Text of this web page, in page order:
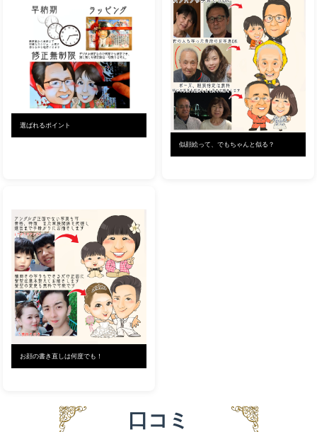
選ばれるポイント
似顔絵って、でもちゃんと似る？
お顔の書き直しは何度でも！
口コミ